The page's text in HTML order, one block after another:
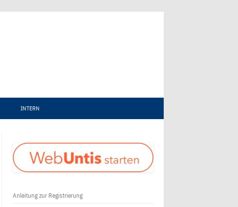
INTERN
Anleitung zur Registrierung